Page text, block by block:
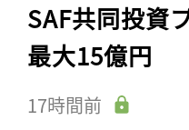
SAF共同投資
最大15億円
17時間前